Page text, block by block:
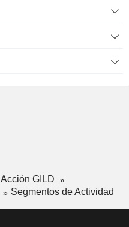
Acción GILD
Segmentos de Actividad